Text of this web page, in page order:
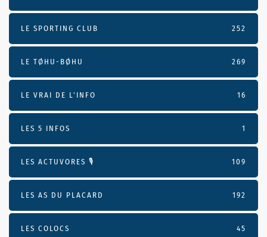
LE SPORTING CLUB 252
LE TØHU-BØHU 269
LE VRAI DE L’INFO 16
LES 5 INFOS 1
LES ACTUVORES 🎙 109
LES AS DU PLACARD 192
LES COLOCS 45